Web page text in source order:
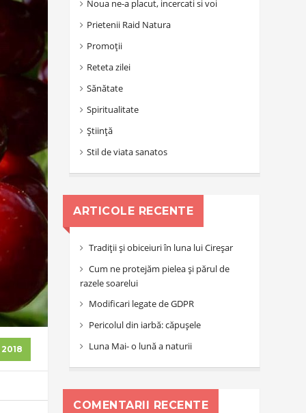
2018
Noua ne-a placut, incercati si voi
Prietenii Raid Natura
Promoții
Reteta zilei
Sănătate
Spiritualitate
Știință
Stil de viata sanatos
ARTICOLE RECENTE
Tradiții și obiceiuri în luna lui Cireșar
Cum ne protejăm pielea și părul de
razele soarelui
Modificari legate de GDPR
Pericolul din iarbă: căpușele
Luna Mai- o lună a naturii
COMENTARII RECENTE